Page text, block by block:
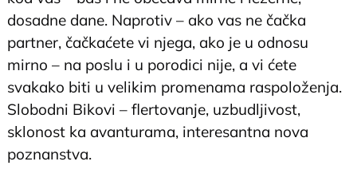
dosadne dane. Naprotiv – ako vas ne čačka
partner, čačkaćete vi njega, ako je u odnosu
mirno – na poslu i u porodici nije, a vi ćete
svakako biti u velikim promenama raspoloženja.
Slobodni Bikovi – flertovanje, uzbudljivost,
sklonost ka avanturama, interesantna nova
poznanstva.